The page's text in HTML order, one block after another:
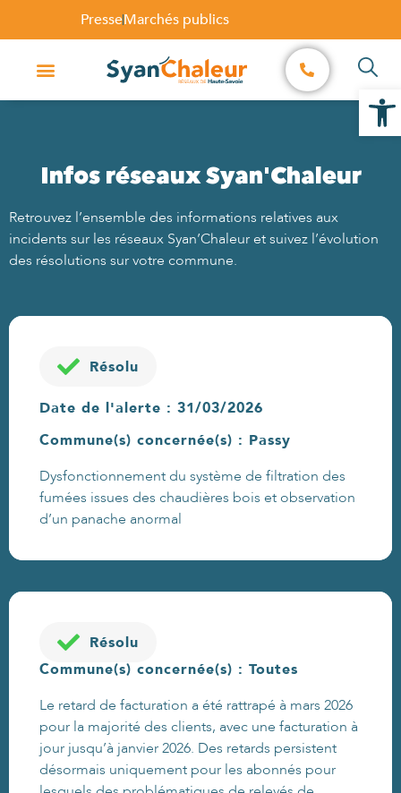
Ouvrir
PresseMarchés publics
Infos réseaux Syan'Chaleur
Retrouvez l’ensemble des informations relatives aux
incidents sur les réseaux Syan’Chaleur et suivez l’évolution
des résolutions sur votre commune.
Résolu
Date de l'alerte : 31/03/2026
Commune(s) concernée(s) : Passy
Dysfonctionnement du système de filtration des
fumées issues des chaudières bois et observation
d’un panache anormal
Résolu
Commune(s) concernée(s) : Toutes
Le retard de facturation a été rattrapé à mars 2026
pour la majorité des clients, avec une facturation à
jour jusqu’à janvier 2026. Des retards persistent
désormais uniquement pour les abonnés pour